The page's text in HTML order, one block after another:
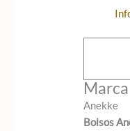
Marca
Anekke
Bolsos